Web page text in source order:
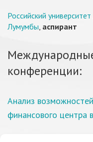
Российский
Лумумбы, аспирант
конференции:
Анализ
финансового